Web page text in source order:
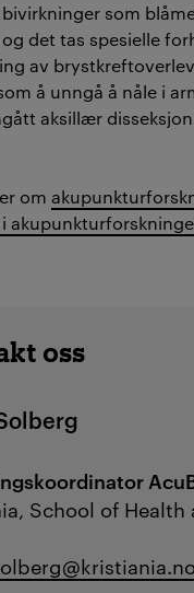
som
det tas spesielle
av
å unngå å nåle i
aksillær
om
oss
School of Health